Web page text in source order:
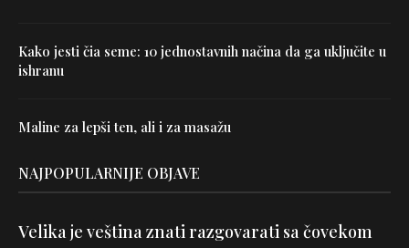
Kako jesti čia seme: 10 jednostavnih načina da ga uključite u
ishranu
Maline za lepši ten, ali i za masažu
NAJPOPULARNIJE OBJAVE
Velika je veština znati razgovarati sa čovekom